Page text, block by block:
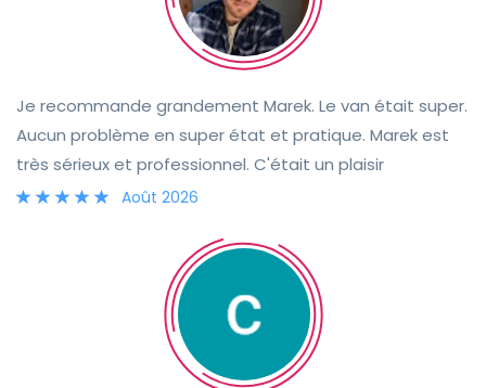
couple très chaleureux et hyper réactif.
Je recommande grandement Marek. Le van était super.
Aucun problème en super état et pratique. Marek est
très sérieux et professionnel. C'était un plaisir
Août 2026